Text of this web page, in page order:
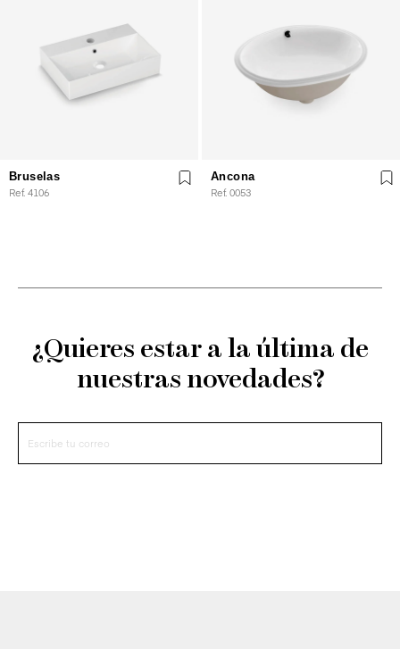
Bruselas
Ref. 4106
Ancona
Ref. 0053
¿Quieres estar a la última de
nuestras novedades?